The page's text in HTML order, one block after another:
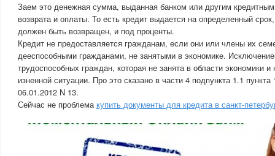
Заем это денежная сумма, выданная банком или другим
возврата и оплаты. То есть кредит выдается на определенный
должен быть возвращен, и под проценты.
Кредит не предоставляется гражданам, если они или члены их
дееспособными гражданами, не занятыми в экономике.
трудоспособных граждан, которая не занята в области экономики
изненной ситуации. Про это сказано в части 4 подпункта 1.1
06.01.2012 N 13.
Сейчас не проблемакупить документы для кредита в санкт-